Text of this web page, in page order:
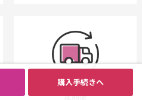
購入手続きへ
定期便